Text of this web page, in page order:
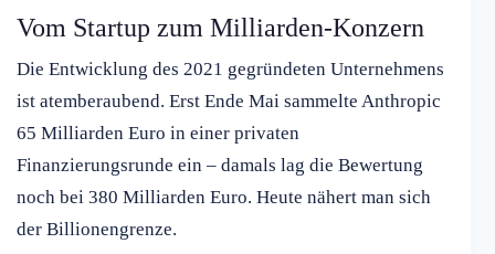
Vom Startup zum Milliarden-Konzern
Die Entwicklung des 2021 gegründeten Unternehmens
ist atemberaubend. Erst Ende Mai sammelte Anthropic
65 Milliarden Euro in einer privaten
Finanzierungsrunde ein – damals lag die Bewertung
noch bei 380 Milliarden Euro. Heute nähert man sich
der Billionengrenze.